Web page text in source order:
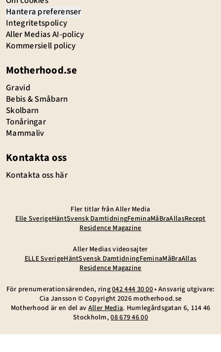
Hantera preferenser
Integritetspolicy
Aller Medias AI-policy
Kommersiell policy
Motherhood.se
Gravid
Bebis & Småbarn
Skolbarn
Tonåringar
Mammaliv
Kontakta oss
Kontakta oss här
Fler titlar från Aller Media
Elle SverigeHäntSvensk DamtidningFeminaMåBraAllasRecept
Residence Magazine
Aller Medias videosajter
ELLE SverigeHäntSvensk DamtidningFeminaMåBraAllas
Residence Magazine
För prenumerationsärenden, ring042 444 30 00• Ansvarig utgivare:
Cia Jansson © Copyright 2026 motherhood.se
Motherhood är en del av Aller Media. Humlegårdsgatan 6, 114 46
Stockholm, 08 679 46 00